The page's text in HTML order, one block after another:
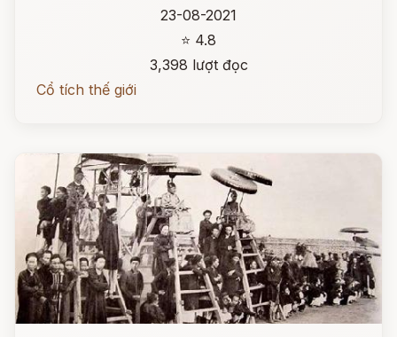
23-08-2021
⭐ 4.8
3,398 lượt đọc
Cổ tích thế giới